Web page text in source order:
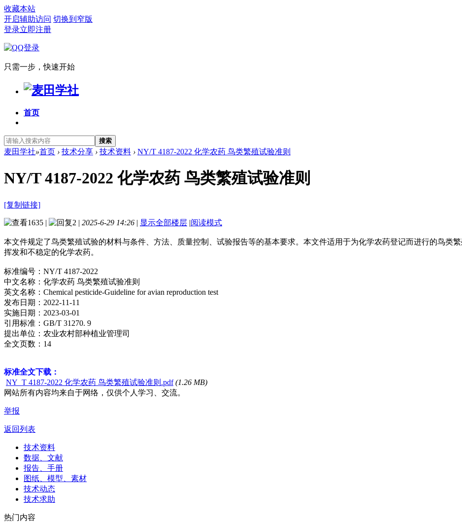
收藏本站
开启辅助访问 切换到窄版
登录立即注册
只需一步，快速开始
首页
搜索
麦田学社»首页 › 技术分享 › 技术资料 › NY/T 4187-2022 化学农药 鸟类繁殖试验准则
NY/T 4187-2022 化学农药 鸟类繁殖试验准则
[复制链接]
1635 | 2 | 2025-6-29 14:26 | 显示全部楼层 |阅读模式
本文件规定了鸟类繁殖试验的材料与条件、方法、质量控制、试验报告等的基本要求。本文件适用于为化学农药登记而进行的鸟类
挥发和不稳定的化学农药。
标准编号：NY/T 4187-2022
中文名称：化学农药 鸟类繁殖试验准则
英文名称：Chemical pesticide-Guideline for avian reproduction test
发布日期：2022-11-11
实施日期：2023-03-01
引用标准：GB/T 31270. 9
提出单位：农业农村部种植业管理司
全文页数：14
标准全文下载：
NY_T 4187-2022 化学农药 鸟类繁殖试验准则.pdf (1.26 MB)
网站所有内容均来自于网络，仅供个人学习、交流。
举报
返回列表
技术资料
数据、文献
报告、手册
图纸、模型、素材
技术动态
技术求助
热门内容